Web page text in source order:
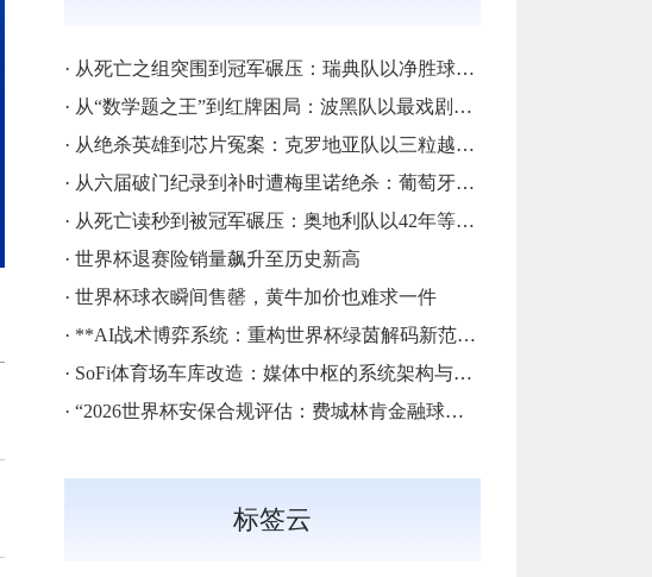
· 从死亡之组突围到冠军碾压：瑞典队以净胜球归零的戏剧性和一场大胜告别三十二强
· 从“数学题之王”到红牌困局：波黑队以最戏剧方式完成首次淘汰赛之旅的哲学课
· 从绝杀英雄到芯片冤案：克罗地亚队以三粒越位进球和一次头发触球挥别莫德里奇最后一舞
· 从六届破门纪录到补时遭梅里诺绝杀：葡萄牙队以最残酷方式挥别C罗二十载征途
· 从死亡读秒到被冠军碾压：奥地利队以42年等待和一场“希区柯克剧本”挥别北美
· 世界杯退赛险销量飙升至历史新高
· 世界杯球衣瞬间售罄，黄牛加价也难求一件
· **AI战术博弈系统：重构世界杯绿茵解码新范式**
· SoFi体育场车库改造：媒体中枢的系统架构与运维底层逻辑
· “2026世界杯安保合规评估：费城林肯金融球场应急疏散通道宽度标准核查”
标签云